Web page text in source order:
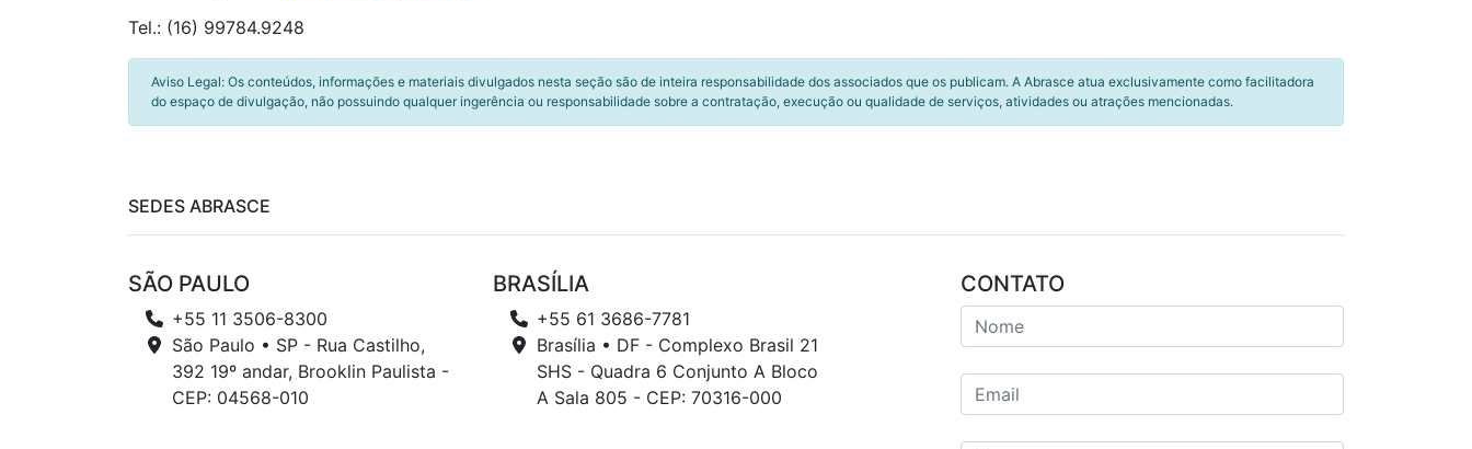
Tel.: (16) 99784.9248
Aviso Legal: Os conteúdos, informações e materiais divulgados nesta seção são de inteira responsabilidade dos associados que os publicam. A Abrasce atua exclusivamente como facilitadora
do espaço de divulgação, não possuindo qualquer ingerência ou responsabilidade sobre a contratação, execução ou qualidade de serviços, atividades ou atrações mencionadas.
SEDES ABRASCE
SÃO PAULO
+55 11 3506-8300
São Paulo • SP - Rua Castilho,
392 19º andar, Brooklin Paulista -
CEP: 04568-010
BRASÍLIA
+55 61 3686-7781
Brasília • DF - Complexo Brasil 21
SHS - Quadra 6 Conjunto A Bloco
A Sala 805 - CEP: 70316-000
CONTATO